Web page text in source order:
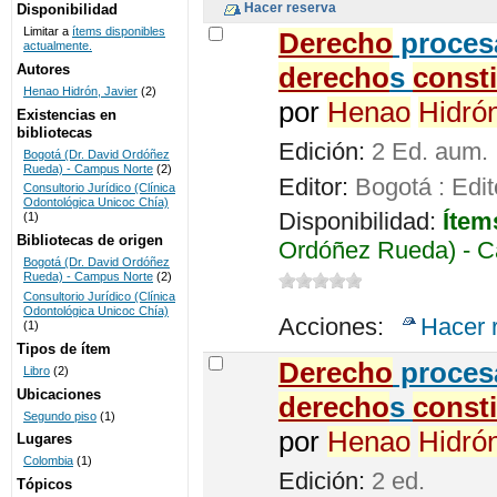
BIBLIOTECAS
UNICOC
Derecho
derechos
por Henao
Edición: 2 Ed. aum.
Editor: Bogotá :
Disponibilidad:
Ordóñez Rueda) -
Acciones: Hacer
Derecho
derechos
por Henao
Edición: 2 ed.
Disponibilidad
Limitar a ítems disponibles
actualmente.
Autores
Henao Hidrón, Javier (2)
Existencias en
bibliotecas
Bogotá (Dr. David Ordóñez
Rueda) - Campus Norte (2)
Consultorio Jurídico (Clínica
Odontológica Unicoc Chía)
(1)
Bibliotecas de origen
Bogotá (Dr. David Ordóñez
Rueda) - Campus Norte (2)
Consultorio Jurídico (Clínica
Odontológica Unicoc Chía)
(1)
Tipos de ítem
Libro (2)
Ubicaciones
Segundo piso (1)
Lugares
Colombia (1)
Tópicos